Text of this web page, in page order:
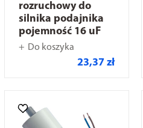
rozruchowy do
silnika podajnika
pojemność 16 uF
Do koszyka
23,37 zł